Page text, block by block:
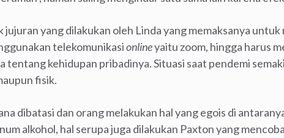
jujuran yang dilakukan oleh Linda yang memaksanya
telekomunikasionlineyaitu zoom, hingga harus
tentang kehidupan pribadinya. Situasi saat pendemi
fisik.
dibatasi dan orang melakukan hal yang egois di
alkohol, hal serupa juga dilakukan Paxton yang